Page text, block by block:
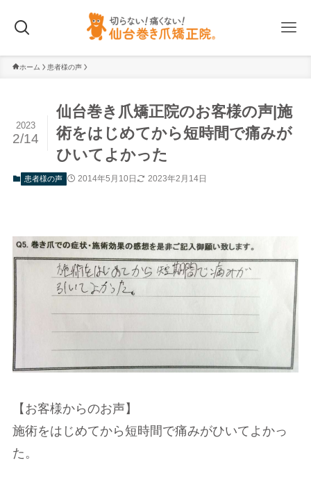
ホーム 患者様の声
仙台巻き爪矯正院のお客様の声|施
術をはじめてから短時間で痛みが
ひいてよかった
2023
2/14
患者様の声 2014年5月10日 2023年2月14日
【お客様からのお声】
施術をはじめてから短時間で痛みがひいてよかっ
た。